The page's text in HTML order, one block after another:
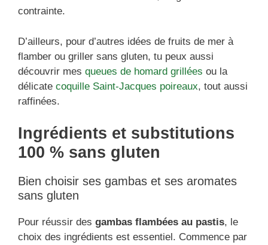
contrainte.
D’ailleurs, pour d’autres idées de fruits de mer à
flamber ou griller sans gluten, tu peux aussi
découvrir mes queues de homard grillées ou la
délicate coquille Saint-Jacques poireaux, tout aussi
raffinées.
Ingrédients et substitutions
100 % sans gluten
Bien choisir ses gambas et ses aromates
sans gluten
Pour réussir des gambas flambées au pastis, le
choix des ingrédients est essentiel. Commence par